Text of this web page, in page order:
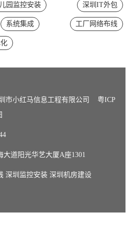
园监控安装 深圳IT外包
系统集成 工厂网络布线
圳市小红马信息工程有限公司 粤ICP
道阳光华艺大厦A座1301
深圳监控安装 深圳机房建设